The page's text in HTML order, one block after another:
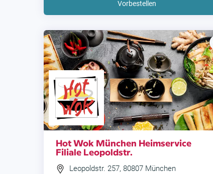
Vorbestellen
Hot Wok München Heimservice
Filiale Leopoldstr.
Leopoldstr. 257, 80807 München